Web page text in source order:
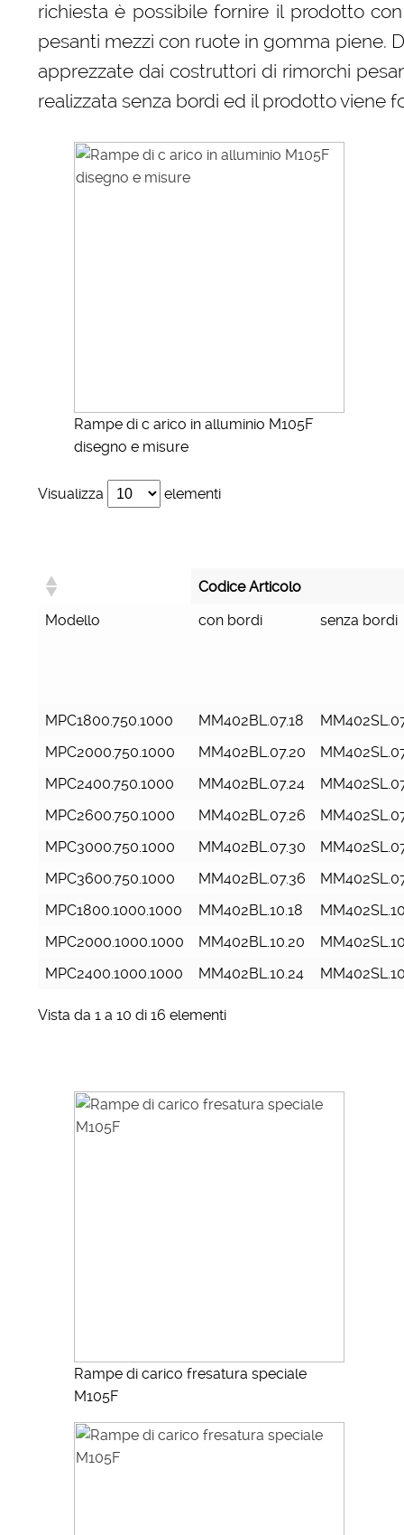
richiesta è possibile fornire il prodotto
pesanti mezzi con ruote in gomma piene.
apprezzate dai costruttori di rimorchi
realizzata senza bordi ed il prodotto viene
Rampe di c arico in alluminio M105F
disegno e misure
Visualizza elementi
Codice Articolo
Modello
con bordi senza bordi
MPC1800.750.1000 MM402BL.07.18
MPC2000.750.1000
MM402BL.07.20
MPC2400.750.1000
MM402BL.07.24
MPC2600.750.1000
MM402BL.07.26
MPC3000.750.1000
MM402BL.07.30
MPC3600.750.1000
MM402BL.07.36
MPC1800.1000.1000
MM402BL.10.18
MPC2000.1000.1000
MM402BL.10.20
MPC2400.1000.1000
MM402BL.10.24
Vista da 1 a 10 di 16 elementi
Rampe di carico fresatura speciale
M105F